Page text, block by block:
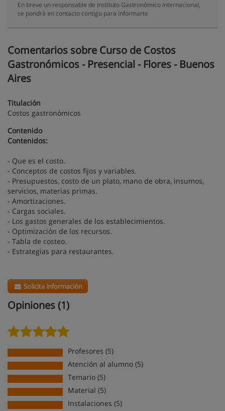
En breve un responsable de Instituto Gastronómico Internacional,
se pondrá en contacto contigo para informarte
Comentarios sobre Curso de Costos
Gastronómicos - Presencial - Flores - Buenos
Aires
Titulación
Costos gastronómicos
Contenido
Contenidos:
- Que es el costo.
- Conceptos de costos fijos y variables.
- Presupuestos, costo de un plato, mano de obra, insumos,
servicios, materias primas.
- Amortizaciones.
- Cargas sociales.
- Los gastos generales de los establecimientos.
- Optimización de los recursos.
- Tabla de costeo.
- Estrategias para restaurantes.
Solicita información
Opiniones (1)
Profesores (5)
Atención al alumno (5)
Temario (5)
Material (5)
Instalaciones (5)